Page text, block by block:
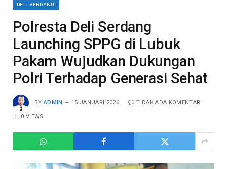
DELI SERDANG
Polresta Deli Serdang
Launching SPPG di Lubuk
Pakam Wujudkan Dukungan
Polri Terhadap Generasi Sehat
BY ADMIN 15 JANUARI 2026 TIDAK ADA KOMENTAR
0VIEWS